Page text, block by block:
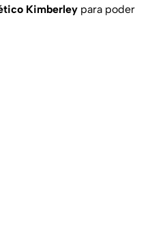
Kimberley para poder